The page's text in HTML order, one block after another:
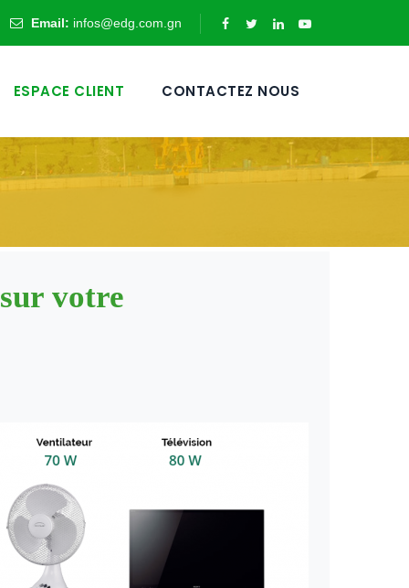
Email: infos@edg.com.gn
ESPACE CLIENT CONTACTEZ NOUS
votre